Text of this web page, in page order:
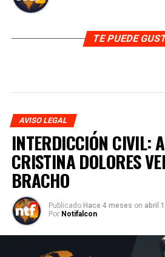
TE PUEDE
AVISO LEGAL
INTERDICCIÓN CIVIL:
CRISTINA DOLORES
BRACHO
Publicado Hace 4 meses on abril
Por Notifalcon